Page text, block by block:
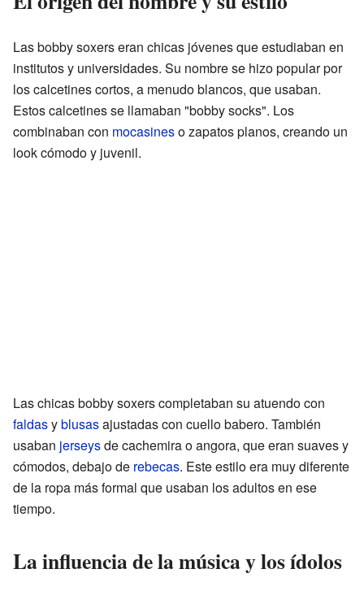
Las bobby soxers eran chicas jóvenes que estudiaban en
institutos y universidades. Su nombre se hizo popular por
los calcetines cortos, a menudo blancos, que usaban.
Estos calcetines se llamaban "bobby socks". Los
combinaban con mocasineso zapatos planos, creando un
look cómodo y juvenil.
Las chicas bobby soxers completaban su atuendo con
faldasyblusasajustadas con cuello babero. También
usaban jerseysde cachemira o angora, que eran suaves y
cómodos, debajo de rebecas. Este estilo era muy diferente
de la ropa más formal que usaban los adultos en ese
tiempo.
La influencia de la música y los ídolos